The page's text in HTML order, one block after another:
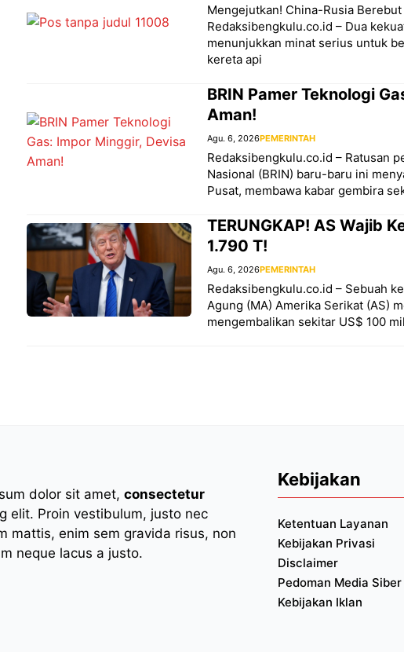
Mengejutkan! China-Rusia
Redaksibengkulu.co.id – Dua
menunjukkan minat serius untuk
kereta api
BRIN Pamer Teknologi
Aman!
Agu. 6, 2026PEMERINTAH
Redaksibengkulu.co.id – Ratusan
Nasional (BRIN) baru-baru ini
Pusat, membawa kabar gembira
TERUNGKAP! AS Wajib
1.790 T!
Agu. 6, 2026PEMERINTAH
Redaksibengkulu.co.id – Sebuah
Agung (MA) Amerika Serikat (AS)
mengembalikan sekitar US$ 100
dolor sit amet, consectetur
elit. Proin vestibulum, justo nec
mattis, enim sem gravida risus, non
neque lacus a justo.
Kebijakan
Ketentuan Layanan
Kebijakan Privasi
Disclaimer
Pedoman Media Siber
Kebijakan Iklan